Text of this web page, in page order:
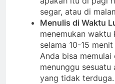
segar, atau di
Menulis di Waktu
menemukan waktu
selama 10-15
Anda bisa memulai
menunggu
yang tidak terduga.